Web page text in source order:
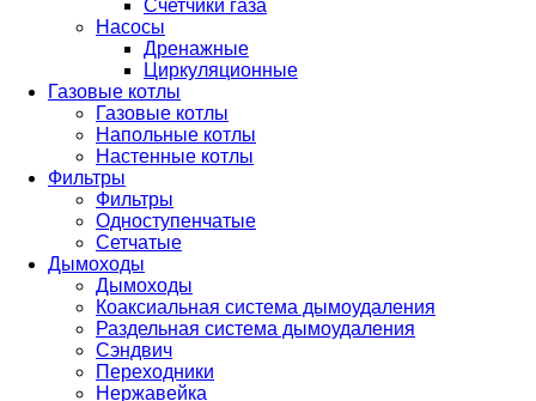
Счетчики газа
Насосы
Дренажные
Циркуляционные
Газовые котлы
Газовые котлы
Напольные котлы
Настенные котлы
Фильтры
Фильтры
Одноступенчатые
Сетчатые
Дымоходы
Дымоходы
Коаксиальная система дымоудаления
Раздельная система дымоудаления
Сэндвич
Переходники
Нержавейка